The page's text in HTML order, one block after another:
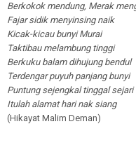
Berkokok mendung, Merak
Fajar sidik menyinsing naik
Kicak-kicau bunyi Murai
Taktibau melambung tinggi
Berkuku balam dihujung bendul
Terdengar puyuh panjang bunyi
Puntung sejengkal tinggal sejari
Itulah alamat hari nak siang
(Hikayat Malim Deman)